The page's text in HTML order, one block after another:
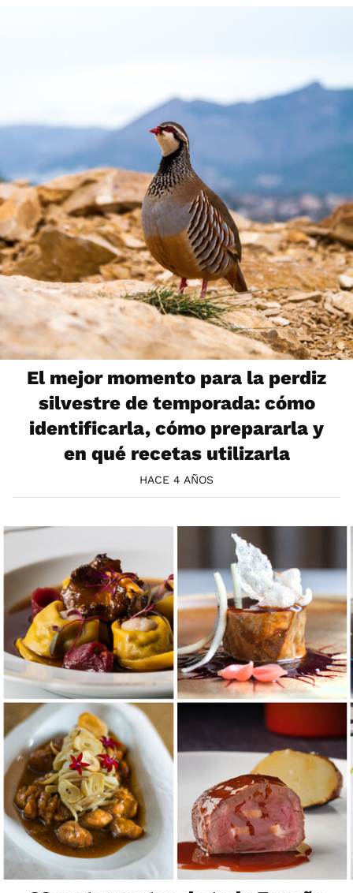
El mejor momento para la perdiz
silvestre de temporada: cómo
identificarla, cómo prepararla y
en qué recetas utilizarla
HACE 4 AÑOS